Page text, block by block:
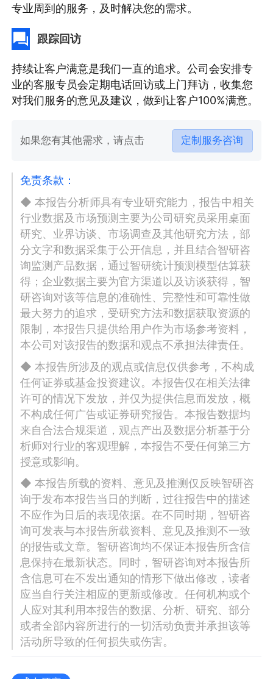
专业周到的服务，及时解决您的需求。
跟踪回访
持续让客户满意是我们一直的追求。公司会安排专
业的客服专员会定期电话回访或上门拜访，收集您
对我们服务的意见及建议，做到让客户100%满意。
如果您有其他需求，请点击 定制服务咨询
免责条款：
◆ 本报告分析师具有专业研究能力，报告中相关
行业数据及市场预测主要为公司研究员采用桌面
研究、业界访谈、市场调查及其他研究方法，部
分文字和数据采集于公开信息，并且结合智研咨
询监测产品数据，通过智研统计预测模型估算获
得；企业数据主要为官方渠道以及访谈获得，智
研咨询对该等信息的准确性、完整性和可靠性做
最大努力的追求，受研究方法和数据获取资源的
限制，本报告只提供给用户作为市场参考资料，
本公司对该报告的数据和观点不承担法律责任。
◆ 本报告所涉及的观点或信息仅供参考，不构成
任何证券或基金投资建议。本报告仅在相关法律
许可的情况下发放，并仅为提供信息而发放，概
不构成任何广告或证券研究报告。本报告数据均
来自合法合规渠道，观点产出及数据分析基于分
析师对行业的客观理解，本报告不受任何第三方
授意或影响。
◆ 本报告所载的资料、意见及推测仅反映智研咨
询于发布本报告当日的判断，过往报告中的描述
不应作为日后的表现依据。在不同时期，智研咨
询可发表与本报告所载资料、意见及推测不一致
的报告或文章。智研咨询均不保证本报告所含信
息保持在最新状态。同时，智研咨询对本报告所
含信息可在不发出通知的情形下做出修改，读者
应当自行关注相应的更新或修改。任何机构或个
人应对其利用本报告的数据、分析、研究、部分
或者全部内容所进行的一切活动负责并承担该等
活动所导致的任何损失或伤害。